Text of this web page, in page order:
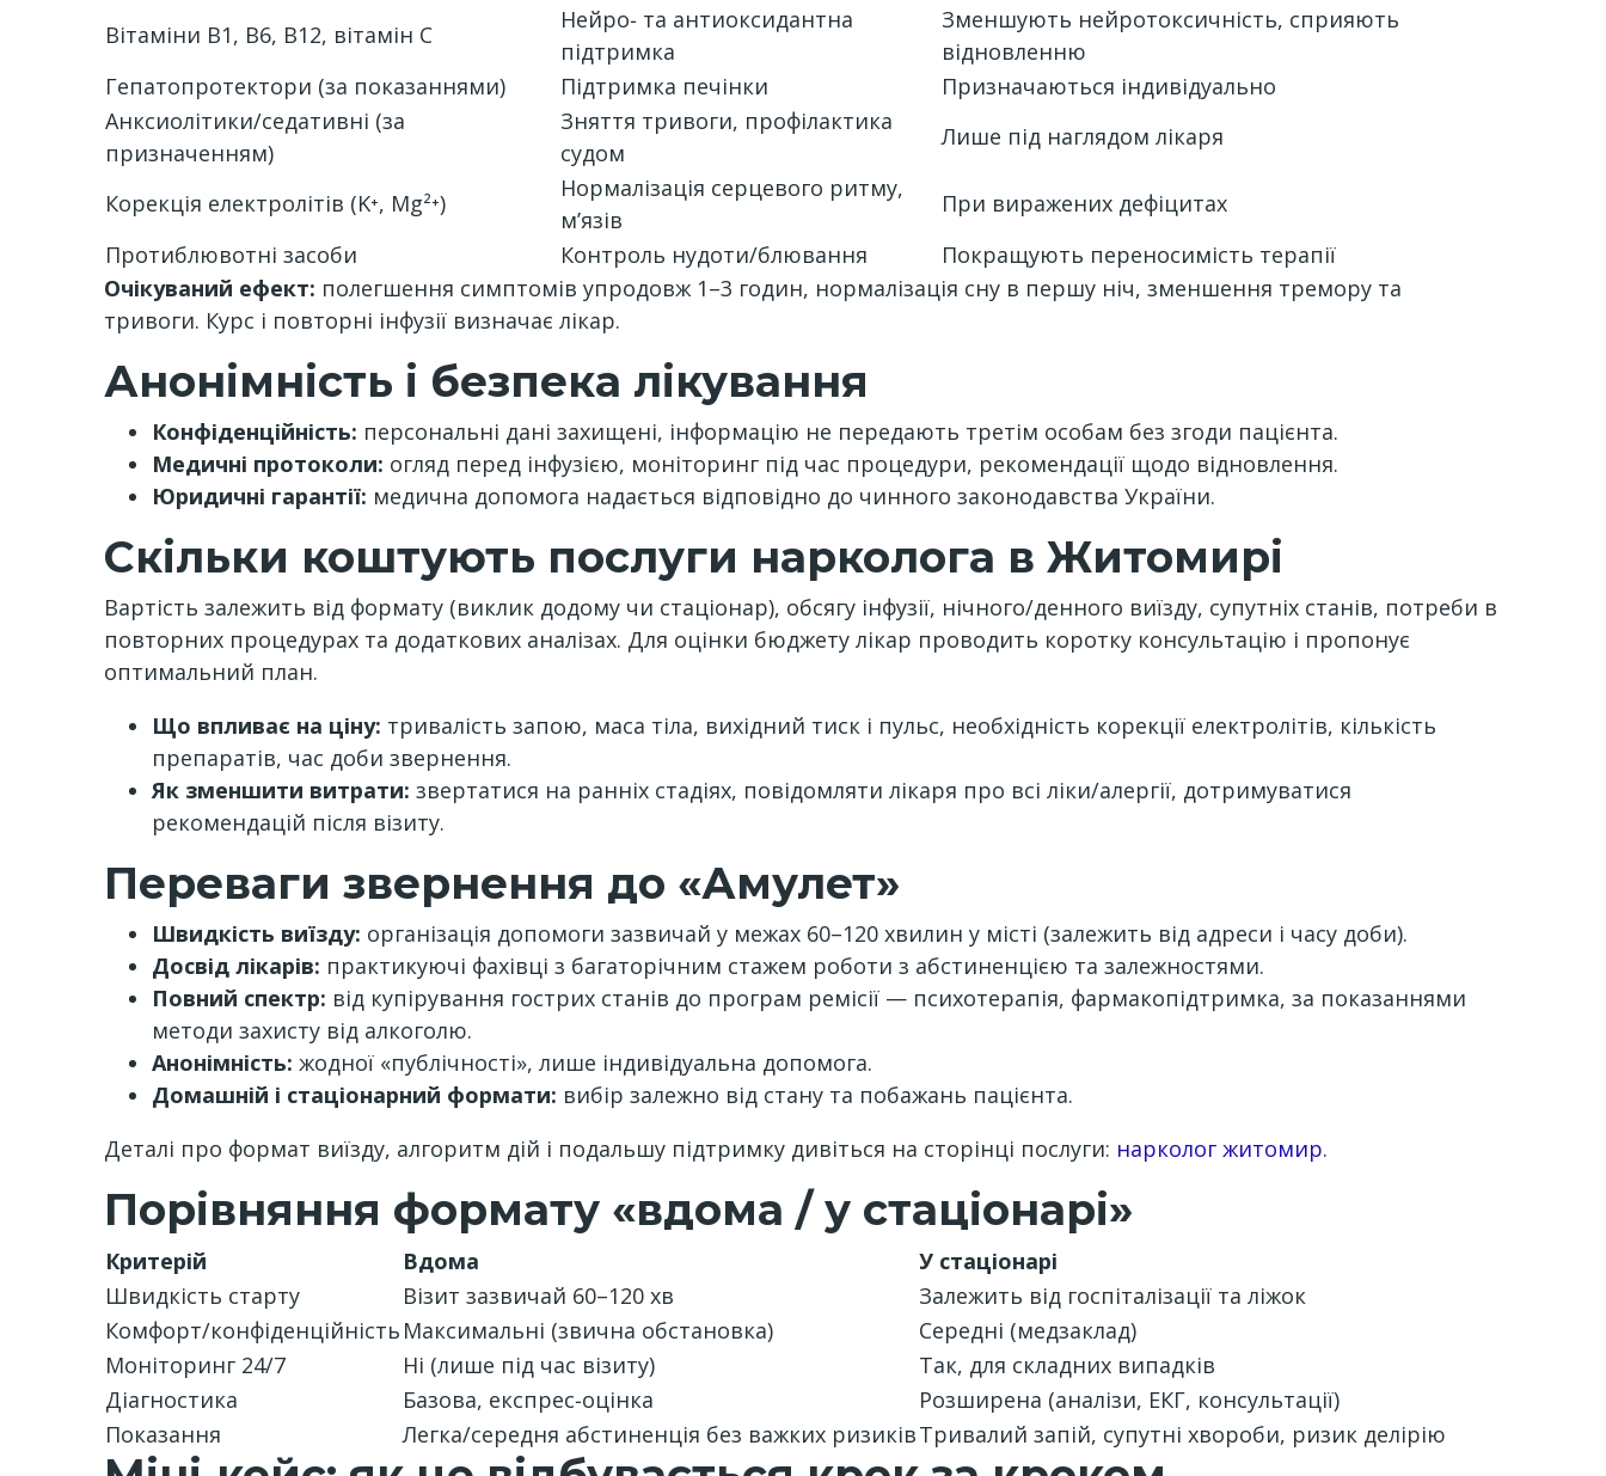
Вітаміни B1, B6, B12, вітамін C
Нейро‑ та антиоксидантна
підтримка
Зменшують нейротоксичність, сприяють
відновленню
Гепатопротектори (за показаннями)
Підтримка печінки
Призначаються індивідуально
Анксиолітики/седативні (за
призначенням)
Зняття тривоги, профілактика
судом
Лише під наглядом лікаря
Корекція електролітів (K⁺, Mg²⁺)
Нормалізація серцевого ритму,
мʼязів
При виражених дефіцитах
Протиблювотні засоби
Контроль нудоти/блювання
Покращують переносимість терапії
Очікуваний ефект: полегшення симптомів упродовж 1–3 годин, нормалізація сну в першу ніч, зменшення тремору та
тривоги. Курс і повторні інфузії визначає лікар.
Анонімність і безпека лікування
Конфіденційність: персональні дані захищені, інформацію не передають третім особам без згоди пацієнта.
Медичні протоколи: огляд перед інфузією, моніторинг під час процедури, рекомендації щодо відновлення.
Юридичні гарантії: медична допомога надається відповідно до чинного законодавства України.
Скільки коштують послуги нарколога в Житомирі
Вартість залежить від формату (виклик додому чи стаціонар), обсягу інфузії, нічного/денного виїзду, супутніх станів, потреби в
повторних процедурах та додаткових аналізах. Для оцінки бюджету лікар проводить коротку консультацію і пропонує
оптимальний план.
Що впливає на ціну: тривалість запою, маса тіла, вихідний тиск і пульс, необхідність корекції електролітів, кількість
препаратів, час доби звернення.
Як зменшити витрати: звертатися на ранніх стадіях, повідомляти лікаря про всі ліки/алергії, дотримуватися
рекомендацій після візиту.
Переваги звернення до «Амулет»
Швидкість виїзду: організація допомоги зазвичай у межах 60–120 хвилин у місті (залежить від адреси і часу доби).
Досвід лікарів: практикуючі фахівці з багаторічним стажем роботи з абстиненцією та залежностями.
Повний спектр: від купірування гострих станів до програм ремісії — психотерапія, фармакопідтримка, за показаннями
методи захисту від алкоголю.
Анонімність: жодної «публічності», лише індивідуальна допомога.
Домашній і стаціонарний формати: вибір залежно від стану та побажань пацієнта.
Деталі про формат виїзду, алгоритм дій і подальшу підтримку дивіться на сторінці послуги: нарколог житомир.
Порівняння формату «вдома / у стаціонарі»
Критерій Вдома
У стаціонарі
Швидкість старту
Візит зазвичай 60–120 хв
Залежить від госпіталізації та ліжок
Комфорт/конфіденційність Максимальні (звична обстановка)
Середні (медзаклад)
Моніторинг 24/7
Ні (лише під час візиту)
Так, для складних випадків
Діагностика
Базова, експрес‑оцінка
Розширена (аналізи, ЕКГ, консультації)
Показання
Легка/середня абстиненція без важких ризиківТривалий запій, супутні хвороби, ризик делірію